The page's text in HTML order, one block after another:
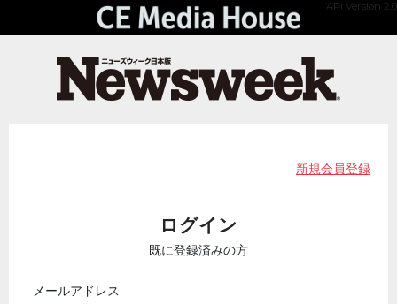
API Version 2.0
新規会員登録
ログイン
既に登録済みの方
メールアドレス